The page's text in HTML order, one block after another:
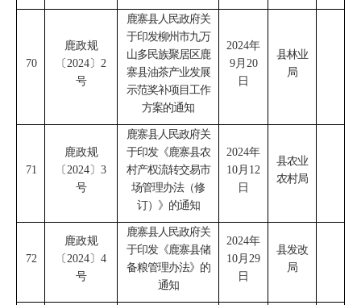
70
鹿政规
〔 2024 〕 2
号
鹿寨县人民政府关
于印发柳州市九万
山多民族聚居区鹿
寨县油茶产业发展
示范奖补项目工作
方案的通知
2024年
9月 20
日
县林业
局
71
鹿政规
〔 2024 〕 3
号
鹿寨县人民政府关
于印发《鹿寨县农
村产权流转交易市
场管理办法（修
订）》的通知
2024年
10月 12
日
县农业
农村局
72
鹿政规
〔 2024 〕 4
号
鹿寨县人民政府关
于印发《鹿寨县储
备粮管理办法》的
通知
2024年
10月 29
日
县发改
局